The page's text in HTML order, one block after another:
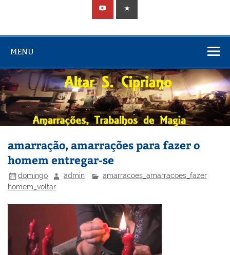
MENU
amarração, amarrações para fazer o
homem entregar-se
domingo admin
amarracoes_amarracoes_fazer
homem_voltar